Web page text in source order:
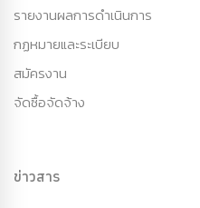
รายงานผลการดำเนินการ
กฏหมายและระเบียบ
สมัครงาน
จัดซื้อจัดจ้าง
ข่าวสาร